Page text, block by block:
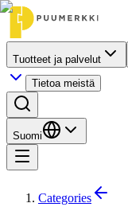
Tuotteet ja palvelut
Tietoa meistä
Suomi
Categories